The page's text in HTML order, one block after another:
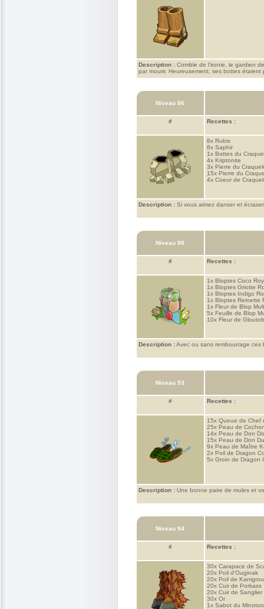
Description : Comble de l'ironie, le gardien
par mourir. Heureusement, ses bottes
Niveau 86
# Recettes :
8x Rubis
8x Saphir
1x Bottes du
4x Kriptonite
3x Pierre du
15x Pierre du
4x Coeur de
Description : Si vous aimez danser et
Niveau 90
# Recettes :
1x Bloptes Coco
1x Bloptes Griotte
1x Bloptes Indigo
1x Bloptes Reinette
1x Fleur de Blop
5x Feuille de Blop
10x Fleur de
Description :Avec ou sans rembourrage
Niveau 93
# Recettes :
15x Queue de Chef
25x Peau de
14x Peau de Don
15x Peau de Don
9x Peau de Maître
2x Poil de Dragon
5x Groin de Dragon
Description : Une bonne paire de mules et
Niveau 94
# Recettes :
30x Carapace de
20x Poil d'Ouginak
20x Poil de Kanigrou
20x Cuir de Porkass
20x Cuir de
30x Or
1x Sabot du